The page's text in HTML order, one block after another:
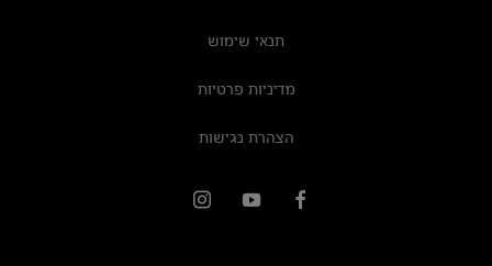
תנאי שימוש
מדיניות פרטיות
הצהרת נגישות